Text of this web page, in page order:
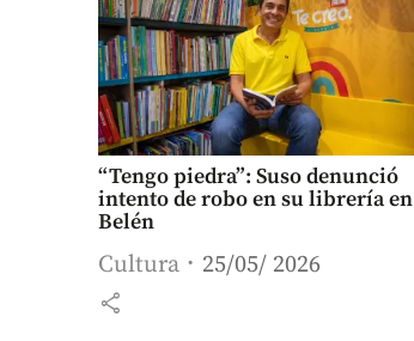
“Tengo piedra”: Suso denunció
intento de robo en su librería en
Belén
Cultura 25/05/ 2026
share